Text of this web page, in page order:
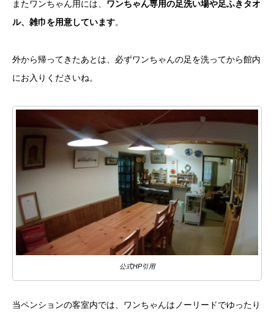
またワンちゃん用には、 ワンちゃん専用の足洗い場や足ふきタオ
ル、雑巾を用意しています。
外から帰ってきたあとは、必ずワンちゃんの足を洗ってから館内
にお入りくださいね。
公式HP引用
当ペンションの客室内では、ワンちゃんはノーリードでゆったり